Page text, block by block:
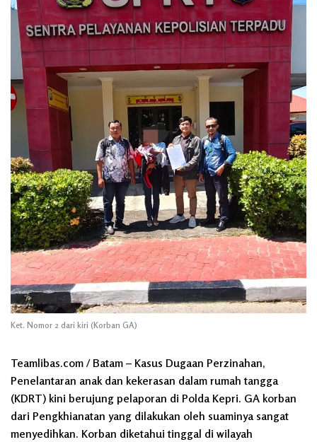
Ket. Nomor 2 dari kiri (Korban GA)
Teamlibas.com / Batam – Kasus Dugaan Perzinahan,
Penelantaran anak dan kekerasan dalam rumah tangga
(KDRT) kini berujung pelaporan di Polda Kepri. GA korban
dari Pengkhianatan yang dilakukan oleh suaminya sangat
menyedihkan. Korban diketahui tinggal di wilayah